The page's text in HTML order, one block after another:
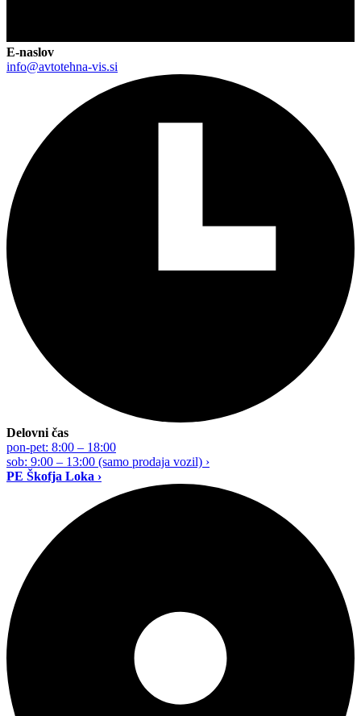
E-naslov
info@avtotehna-vis.si
Delovni čas
pon-pet: 8:00 – 18:00
sob: 9:00 – 13:00 (samo prodaja vozil) ›
PE Škofja Loka ›